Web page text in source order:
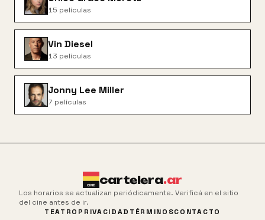
15 películas
Vin Diesel
13 películas
Jonny Lee Miller
7 películas
cartelera.ar
Los horarios se actualizan periódicamente. Verificá en el sitio
del cine antes de ir.
TEATRO PRIVACIDAD TÉRMINOSCONTACTO